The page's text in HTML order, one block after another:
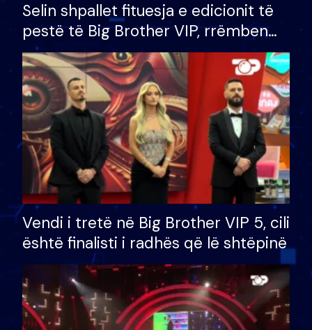
Selin shpallet fituesja e edicionit të
pestë të Big Brother VIP, rrëmben
çmimin e madh prej 100 mijë eurosh
Vendi i tretë në Big Brother VIP 5, cili
është finalisti i radhës që lë shtëpinë